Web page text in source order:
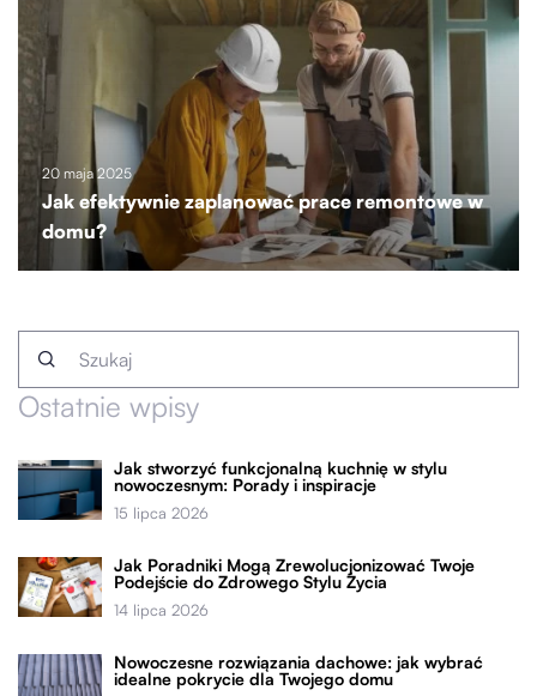
20 maja 2025
Jak efektywnie zaplanować prace remontowe w
domu?
Ostatnie wpisy
Jak stworzyć funkcjonalną kuchnię w stylu
nowoczesnym: Porady i inspiracje
15 lipca 2026
Jak Poradniki Mogą Zrewolucjonizować Twoje
Podejście do Zdrowego Stylu Życia
14 lipca 2026
Nowoczesne rozwiązania dachowe: jak wybrać
idealne pokrycie dla Twojego domu